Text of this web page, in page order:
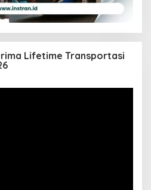
Lifetime Transportasi